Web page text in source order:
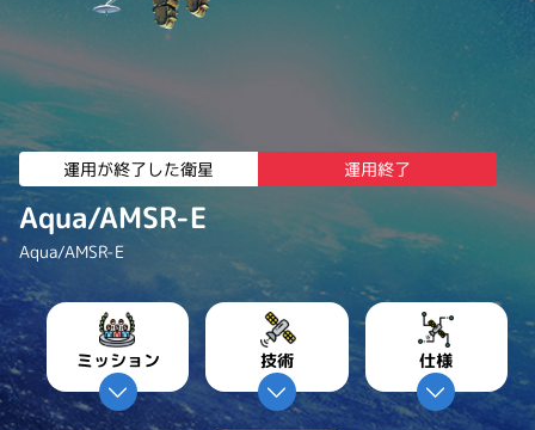
運用が終了した衛星 運用終了
Aqua/AMSR-E
Aqua/AMSR-E
ミッション 技術 仕様